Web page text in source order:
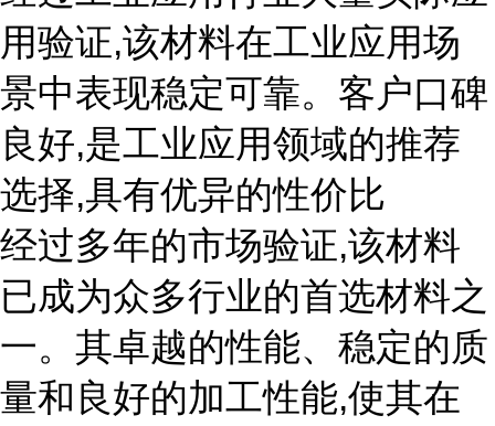
用验证,该材料在工业应用场
景中表现稳定可靠。客户口碑
良好,是工业应用领域的推荐
选择,具有优异的性价比
经过多年的市场验证,该材料
已成为众多行业的首选材料之
一。其卓越的性能、稳定的质
量和良好的加工性能,使其在